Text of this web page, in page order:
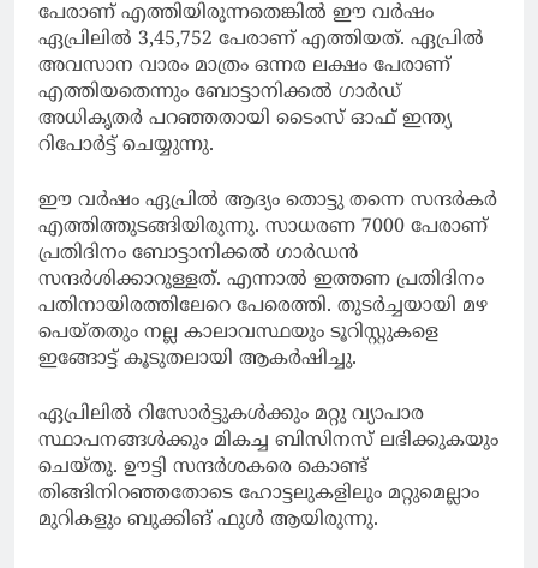
പേരാണ് എത്തിയിരുന്നതെങ്കില്‍ ഈ വര്‍ഷം
ഏപ്രിലില്‍ 3,45,752 പേരാണ് എത്തിയത്. ഏപ്രില്‍
അവസാന വാരം മാത്രം ഒന്നര ലക്ഷം പേരാണ്
എത്തിയതെന്നും ബോട്ടാനിക്കല്‍ ഗാര്‍ഡ്
അധികൃതര്‍ പറഞ്ഞതായി ടൈംസ് ഓഫ് ഇന്ത്യ
റിപോര്‍ട്ട് ചെയ്യുന്നു.
ഈ വര്‍ഷം ഏപ്രില്‍ ആദ്യം തൊട്ടു തന്നെ സന്ദര്‍കര്‍
എത്തിത്തുടങ്ങിയിരുന്നു. സാധരണ 7000 പേരാണ്
പ്രതിദിനം ബോട്ടാനിക്കല്‍ ഗാര്‍ഡന്‍
സന്ദര്‍ശിക്കാറുള്ളത്. എന്നാല്‍ ഇത്തണ പ്രതിദിനം
പതിനായിരത്തിലേറെ പേരെത്തി. തുടര്‍ച്ചയായി മഴ
പെയ്തതും നല്ല കാലാവസ്ഥയും ടൂറിസ്റ്റുകളെ
ഇങ്ങോട്ട് കൂടുതലായി ആകര്‍ഷിച്ചു.
ഏപ്രിലില്‍ റിസോര്‍ട്ടുകള്‍ക്കും മറ്റു വ്യാപാര
സ്ഥാപനങ്ങള്‍ക്കും മികച്ച ബിസിനസ് ലഭിക്കുകയും
ചെയ്തു. ഊട്ടി സന്ദര്‍ശകരെ കൊണ്ട്
തിങ്ങിനിറഞ്ഞതോടെ ഹോട്ടലുകളിലും മറ്റുമെല്ലാം
മുറികളും ബുക്കിങ് ഫുള്‍ ആയിരുന്നു.